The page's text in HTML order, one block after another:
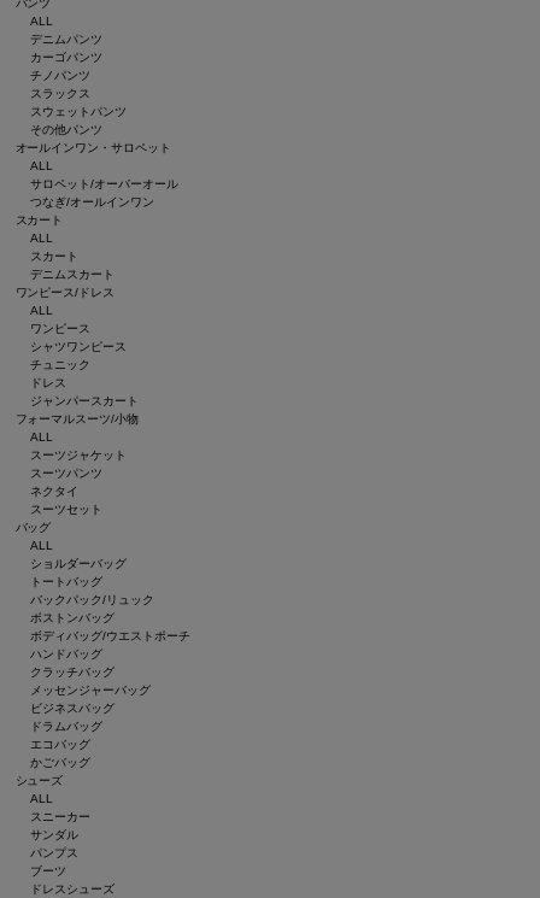
パンツ
ALL
デニムパンツ
カーゴパンツ
チノパンツ
スラックス
スウェットパンツ
その他パンツ
オールインワン・サロペット
ALL
サロペット/オーバーオール
つなぎ/オールインワン
スカート
ALL
スカート
デニムスカート
ワンピース/ドレス
ALL
ワンピース
シャツワンピース
チュニック
ドレス
ジャンパースカート
フォーマルスーツ/小物
ALL
スーツジャケット
スーツパンツ
ネクタイ
スーツセット
バッグ
ALL
ショルダーバッグ
トートバッグ
バックパック/リュック
ボストンバッグ
ボディバッグ/ウエストポーチ
ハンドバッグ
クラッチバッグ
メッセンジャーバッグ
ビジネスバッグ
ドラムバッグ
エコバッグ
かごバッグ
シューズ
ALL
スニーカー
サンダル
パンプス
ブーツ
ドレスシューズ